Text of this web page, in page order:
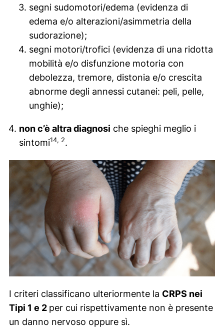
segni sudomotori/edema (evidenza di
edema e/o alterazioni/asimmetria della
sudorazione);
segni motori/trofici (evidenza di una ridotta
mobilità e/o disfunzione motoria con
debolezza, tremore, distonia e/o crescita
abnorme degli annessi cutanei: peli, pelle,
unghie);
non c’è altra diagnosi che spieghi meglio i
sintomi14, 2.
I criteri classificano ulteriormente la CRPS nei
Tipi 1 e 2 per cui rispettivamente non è presente
un danno nervoso oppure sì.